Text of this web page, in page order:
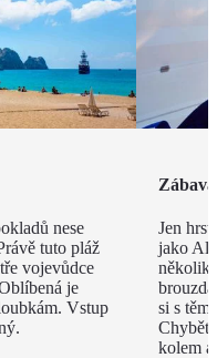
nese
tuto pláž
vojevůdce
je
Vstup
Jen
jako
si s
Chybět
kolem